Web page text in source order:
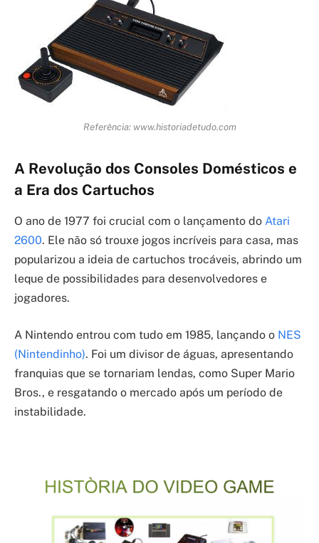
Referência: www.historiadetudo.com
A Revolução dos Consoles Domésticos e
a Era dos Cartuchos
O ano de 1977 foi crucial com o lançamento do Atari
2600. Ele não só trouxe jogos incríveis para casa, mas
popularizou a ideia de cartuchos trocáveis, abrindo um
leque de possibilidades para desenvolvedores e
jogadores.
A Nintendo entrou com tudo em 1985, lançando o NES
(Nintendinho). Foi um divisor de águas, apresentando
franquias que se tornariam lendas, como Super Mario
Bros., e resgatando o mercado após um período de
instabilidade.